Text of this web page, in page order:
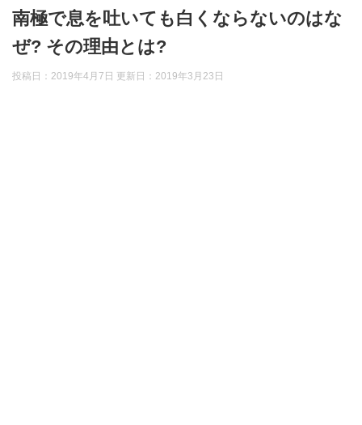
南極で息を吐いても白くならないのはな
ぜ? その理由とは?
投稿日：2019年4月7日 更新日： 2019年3月23日